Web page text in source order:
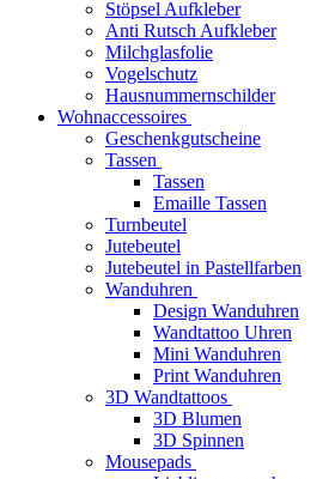
Stöpsel Aufkleber
Anti Rutsch Aufkleber
Milchglasfolie
Vogelschutz
Hausnummernschilder
Wohnaccessoires
Geschenkgutscheine
Tassen
Tassen
Emaille Tassen
Turnbeutel
Jutebeutel
Jutebeutel in Pastellfarben
Wanduhren
Design Wanduhren
Wandtattoo Uhren
Mini Wanduhren
Print Wanduhren
3D Wandtattoos
3D Blumen
3D Spinnen
Mousepads